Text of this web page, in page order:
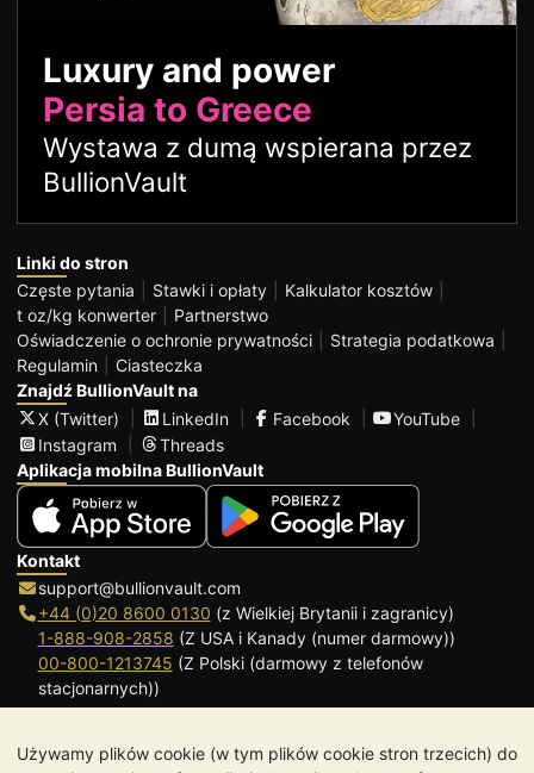
Używamy plików cookie (w tym plików cookie stron trzecich) do
Luxury and power
Persia to Greece
Wystawa z dumą wspierana przez
BullionVault
Linki do stron
Częste pytania
Stawki i opłaty
Kalkulator kosztów
t oz/kg konwerter
Partnerstwo
Oświadczenie o ochronie prywatności
Strategia podatkowa
Regulamin
Ciasteczka
Znajdź BullionVault na
X (Twitter)
LinkedIn Facebook
YouTube
Instagram
Threads
Aplikacja mobilna BullionVault
Kontakt
support@bullionvault.com
+44 (0)20 8600 0130 (z Wielkiej Brytanii i zagranicy)
1-888-908-2858 (Z USA i Kanady (numer darmowy))
00-800-1213745 (Z Polski (darmowy z telefonów
stacjonarnych))